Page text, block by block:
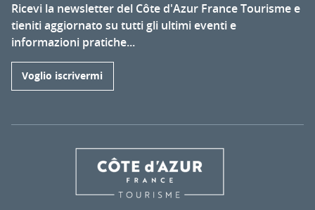
Ricevi la newsletter del Côte d'Azur France Tourisme e
tieniti aggiornato su tutti gli ultimi eventi e
informazioni pratiche...
Voglio iscrivermi